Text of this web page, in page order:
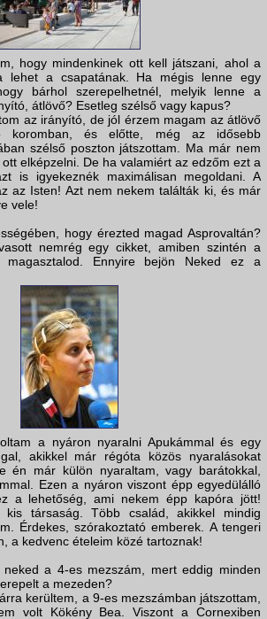
hogy mindenkinek ott kell játszani, ahol a
lehet a csapatának. Ha mégis lenne egy
bárhol szerepelhetnél, melyik lenne a
átlövő? Esetleg szélső vagy kapus?
az irányító, de jól érzem magam az átlövő
koromban, és előtte, még az idősebb
szélső poszton játszottam. Ma már nem
elképzelni. De ha valamiért az edzőm ezt a
is igyekeznék maximálisan megoldani. A
az Isten! Azt nem nekem találták ki, és már
vele!
hogy érezted magad Asprovaltán?
nemrég egy cikket, amiben szintén a
magasztalod. Ennyire bejön Neked ez a
a nyáron nyaralni Apukámmal és egy
akikkel már régóta közös nyaralásokat
én már külön nyaraltam, vagy barátokkal,
Ezen a nyáron viszont épp egyedülálló
a lehetőség, ami nekem épp kapóra jött!
kis társaság. Több család, akikkel mindig
Érdekes, szórakoztató emberek. A tengeri
a kedvenc ételeim közé tartoznak!
neked a 4-es mezszám, mert eddig minden
a mezeden?
kerültem, a 9-es mezszámban játszottam,
volt Kökény Bea. Viszont a Cornexiben